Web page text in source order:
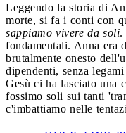
Leggendo la storia di
morte, si fa i conti con
sappiamo vivere da soli.
fondamentali. Anna era
brutalmente onesto
dipendenti, senza
Gesù ci ha lasciato una
fossimo soli sui tanti
c'imbattiamo nelle